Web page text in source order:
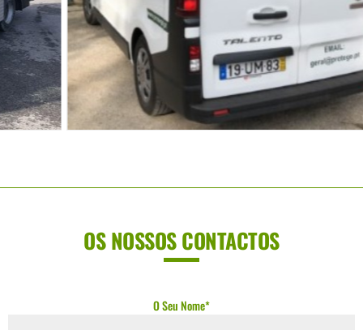
OS NOSSOS CONTACTOS
O Seu Nome*